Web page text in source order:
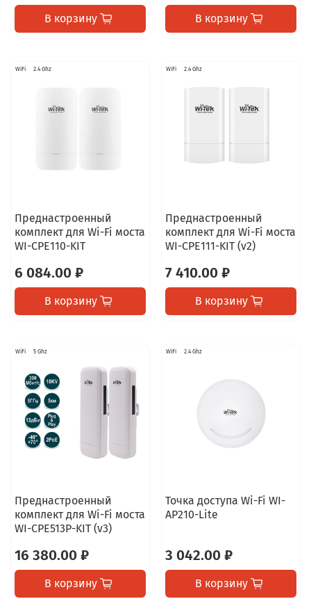
В корзину В корзину
WiFi 2.4 Ghz
Преднастроенный
комплект для Wi-Fi моста
WI-CPE110-KIT
6 084.00 ₽
В корзину
WiFi 2.4 Ghz
Преднастроенный
комплект для Wi-Fi моста
WI-CPE111-KIT (v2)
7 410.00 ₽
В корзину
WiFi 5 Ghz
Преднастроенный
комплект для Wi-Fi моста
WI-CPE513P-KIT (v3)
16 380.00 ₽
В корзину
WiFi 2.4 Ghz
Точка доступа Wi-Fi WI-
AP210-Lite
3 042.00 ₽
В корзину